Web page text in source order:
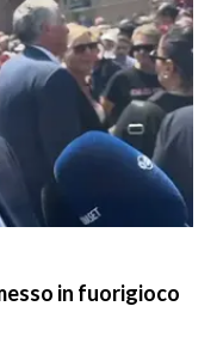
in fuorigioco